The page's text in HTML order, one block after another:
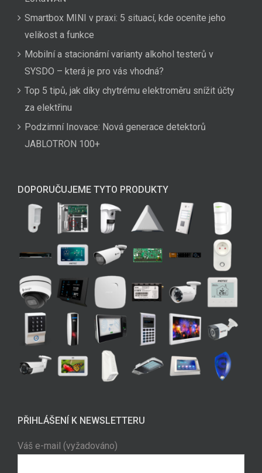
Smartbox MINI v praxi: 5 situací, kde oceníte jeho
velikost a funkce
Mobilní a stacionární varianty alkohol testerů v
SYSDO – která je pro vás vhodná?
Top 5 tipů, jak díky chytrému elektroměru snížit účty
za elektřinu
Podzimní Inovace: Nová generace detektorů
JABLOTRON 100+
DOPORUČUJEME TYTO PRODUKTY
PŘIHLÁŠENÍ K NEWSLETTERU
Váš e-mail (vyžadováno)